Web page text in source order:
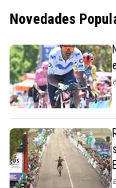
Novedades